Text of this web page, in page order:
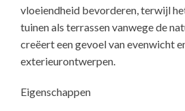
vloeiendheid bevorderen, terwijl
tuinen als terrassen vanwege de
creëert een gevoel van evenwicht
Eigenschappen